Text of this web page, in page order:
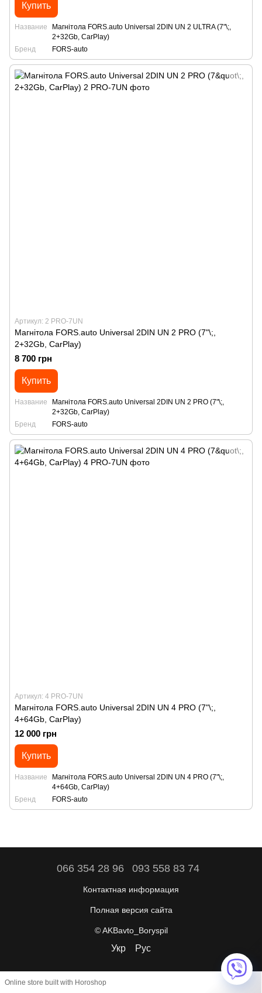
Купить
Название
Магнітола FORS.auto Universal 2DIN UN 2 ULTRA (7"\;,
2+32Gb, CarPlay)
Бренд
FORS-auto
Артикул: 2 PRO-7UN
Магнітола FORS.auto Universal 2DIN UN 2 PRO (7"\;,
2+32Gb, CarPlay)
8 700 грн
Купить
Название
Магнітола FORS.auto Universal 2DIN UN 2 PRO (7"\;,
2+32Gb, CarPlay)
Бренд
FORS-auto
Артикул: 4 PRO-7UN
Магнітола FORS.auto Universal 2DIN UN 4 PRO (7"\;,
4+64Gb, CarPlay)
12 000 грн
Купить
Название
Магнітола FORS.auto Universal 2DIN UN 4 PRO (7"\;,
4+64Gb, CarPlay)
Бренд
FORS-auto
066 354 28 96 093 558 83 74
Контактная информация
Полная версия сайта
© AKBavto_Boryspil
Укр Рус
Online store built with Horoshop